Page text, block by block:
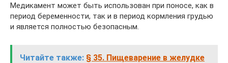
Медикамент может быть использован при поносе, как в
период беременности, так и в период кормления грудью
и является полностью безопасным.
Читайте также: § 35. Пищеварение в желудке